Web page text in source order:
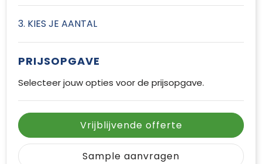
3. KIES JE AANTAL
PRIJSOPGAVE
Selecteer jouw opties voor de prijsopgave.
Vrijblijvende offerte
Sample aanvragen